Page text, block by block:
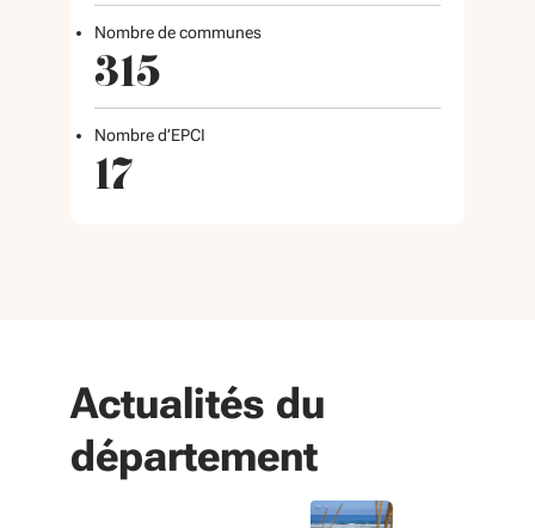
Nombre de communes
315
Nombre d’EPCI
17
Actualités du
département